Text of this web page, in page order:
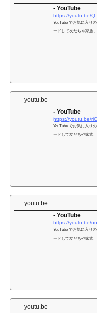
ヤ
- YouTube
https://youtu.be/
YouTube でお気に入り
ードして友だちや家族
youtu.be
- YouTube
https://youtu.be/
YouTube でお気に入り
ードして友だちや家族
youtu.be
- YouTube
https://youtu.be/
YouTube でお気に入り
ードして友だちや家族
youtu.be